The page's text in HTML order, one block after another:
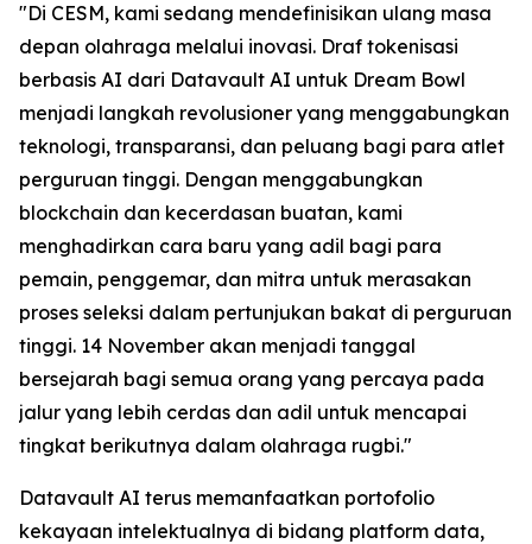
"Di CESM, kami sedang mendefinisikan ulang masa
depan olahraga melalui inovasi. Draf tokenisasi
berbasis AI dari Datavault AI untuk Dream Bowl
menjadi langkah revolusioner yang menggabungkan
teknologi, transparansi, dan peluang bagi para atlet
perguruan tinggi. Dengan menggabungkan
blockchain dan kecerdasan buatan, kami
menghadirkan cara baru yang adil bagi para
pemain, penggemar, dan mitra untuk merasakan
proses seleksi dalam pertunjukan bakat di perguruan
tinggi. 14 November akan menjadi tanggal
bersejarah bagi semua orang yang percaya pada
jalur yang lebih cerdas dan adil untuk mencapai
tingkat berikutnya dalam olahraga rugbi."
Datavault AI terus memanfaatkan portofolio
kekayaan intelektualnya di bidang platform data,